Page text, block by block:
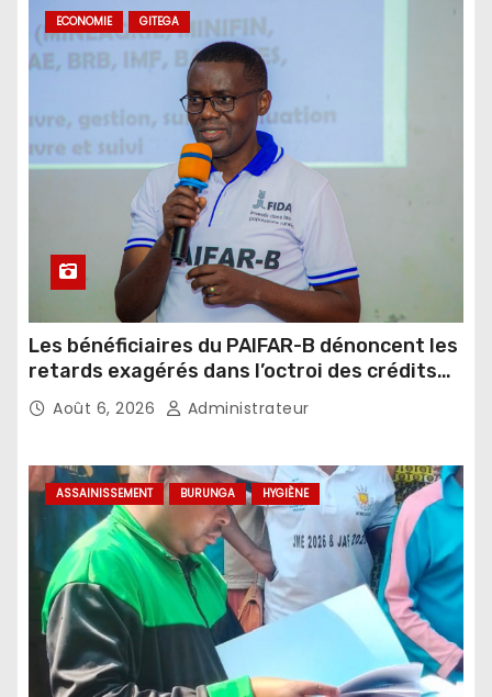
ECONOMIE GITEGA
Les bénéficiaires du PAIFAR-B dénoncent les
retards exagérés dans l’octroi des crédits
agricoles
Août 6, 2026 Administrateur
ASSAINISSEMENT BURUNGA HYGIÈNE